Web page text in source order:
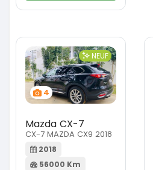
4
NEUF
Mazda CX-7
CX-7 MAZDA CX9 2018
2018
56000 Km